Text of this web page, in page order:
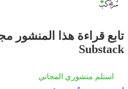
Substack
استلم منشوري المجاني